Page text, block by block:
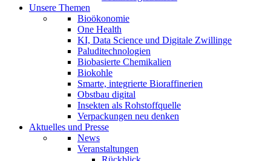
Unsere Themen
Bioökonomie
One Health
KI, Data Science und Digitale Zwillinge
Paluditechnologien
Biobasierte Chemikalien
Biokohle
Smarte, integrierte Bioraffinerien
Obstbau digital
Insekten als Rohstoffquelle
Verpackungen neu denken
Aktuelles und Presse
News
Veranstaltungen